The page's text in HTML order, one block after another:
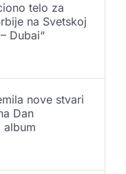
telo za
na Svetskoj
Dubai“
nove stvari
Dan
album